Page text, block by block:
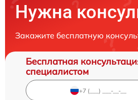
Нужна
Закажите бесплатную
Бесплатная
специалистом